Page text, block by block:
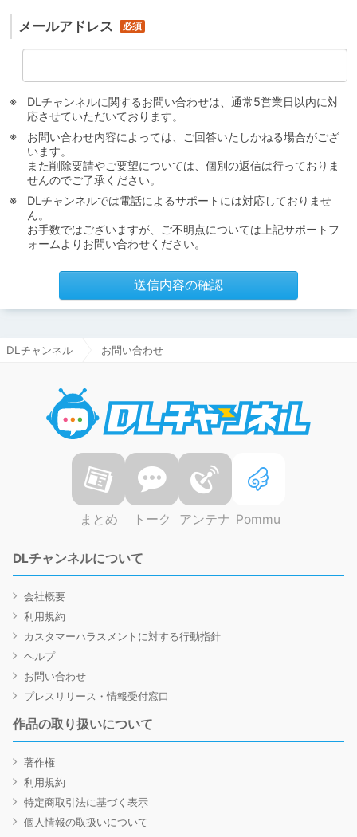
メールアドレス
DLチャンネルに関するお問い合わせは、通常5営業日以内に対
応させていただいております。
お問い合わせ内容によっては、ご回答いたしかねる場合がござ
います。
また削除要請やご要望については、個別の返信は行っておりま
せんのでご了承ください。
DLチャンネルでは電話によるサポートには対応しておりませ
ん。
お手数ではございますが、ご不明点については上記サポートフ
ォームよりお問い合わせください。
送信内容の確認
DLチャンネル お問い合わせ
まとめ トーク アンテナ Pommu
DLチャンネルについて
会社概要
利用規約
カスタマーハラスメントに対する行動指針
ヘルプ
お問い合わせ
プレスリリース・情報受付窓口
作品の取り扱いについて
著作権
利用規約
特定商取引法に基づく表示
個人情報の取扱いについて